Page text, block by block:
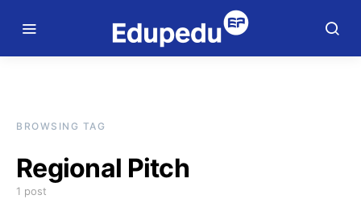
BROWSING TAG
Regional Pitch
1 post